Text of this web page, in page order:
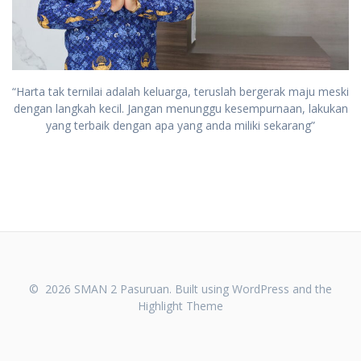
“Harta tak ternilai adalah keluarga, teruslah bergerak maju meski
dengan langkah kecil. Jangan menunggu kesempurnaan, lakukan
yang terbaik dengan apa yang anda miliki sekarang”
© 2026 SMAN 2 Pasuruan. Built using WordPress and the
Highlight Theme